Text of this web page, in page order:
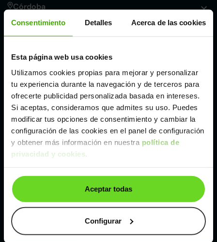
Consentimiento Detalles Acerca de las cookies
Esta página web usa cookies
Utilizamos cookies propias para mejorar y personalizar
tu experiencia durante la navegación y de terceros para
ofrecerte publicidad personalizada basada en intereses.
Si aceptas, consideramos que admites su uso. Puedes
modificar tus opciones de consentimiento y cambiar la
configuración de las cookies en el panel de configuración
y obtener más información en nuestra política de
privacidad y cookies
Aceptar todas
Configurar
Córdoba
Madrid
Valencia
Zaragoza
Ver Mercedes Citan N1 de segunda mano y
Mercedes Citan N1 de segunda mano y ocasión
Coches de
localización